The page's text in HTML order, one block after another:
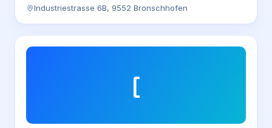
Industriestrasse 6B, 9552 Bronschhofen
[